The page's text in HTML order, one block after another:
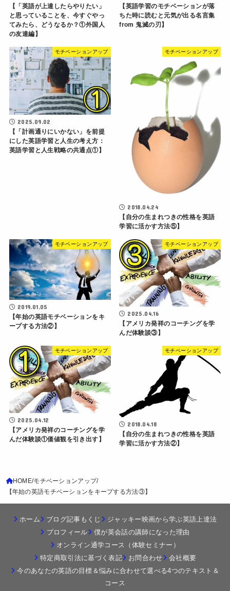
【「英語が上達したらやりたい」
と思っていることを、今すぐやっ
てみたら、どうなるか？①外国人
の友達編】
【英語学習のモチベーションが落
ちた時に読むと元気が出る名言集
from 鬼滅の刃】
モチベーションアップ
2025.09.02
【「計画通りにいかない」を前提
にした英語学習と人生の考え方：
英語学習と人生戦略の共通点①】
モチベーションアップ
2018.04.24
【自分の生まれつきの性格を英語
学習に活かす方法⑤】
モチベーションアップ
2019.01.05
【年始の英語モチベーションをキ
ープする方法②】
モチベーションアップ
2025.04.16
【アメリカ発祥のコーチングを学
んだ体験談③】
モチベーションアップ
2025.04.12
【アメリカ発祥のコーチングを学
んだ体験談①価値観を引き出す】
モチベーションアップ
2018.04.18
【自分の生まれつきの性格を英語
学習に活かす方法②】
HOME モチベーションアップ
【年始の英語モチベーションをキープする方法③】
ホーム ブログ記事もくじ
ジャッキー映画から学ぶ英語上達法
プロフィール
僕が英会話の講師になった理由
オンライン通学コース（体験セミナー）
特定商取引法に基づく表記
お問合わせ
会社概要
今のあなたの英語の目標＆悩みに合わせて選べる4つのテキスト＆
コース